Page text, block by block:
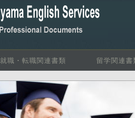
就職・転職関連書類 留学関連書